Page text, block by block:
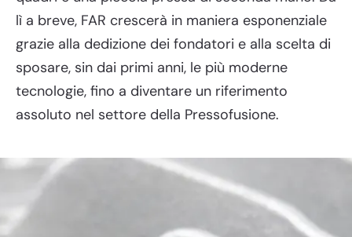
lì a breve, FAR crescerà in maniera esponenziale
grazie alla dedizione dei fondatori e alla scelta di
sposare, sin dai primi anni, le più moderne
tecnologie, fino a diventare un riferimento
assoluto nel settore della Pressofusione.